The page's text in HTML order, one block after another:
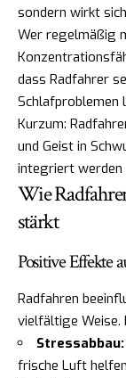
sondern wirkt
Wer regelmäßig
dass Radfahrer
Schlafproblemen
Kurzum:
und Geist in
integriert werden
Wie
stärkt
Positive Effekte
Radfahren
vielfältige Weise.
Stressabbau:
frische Luft